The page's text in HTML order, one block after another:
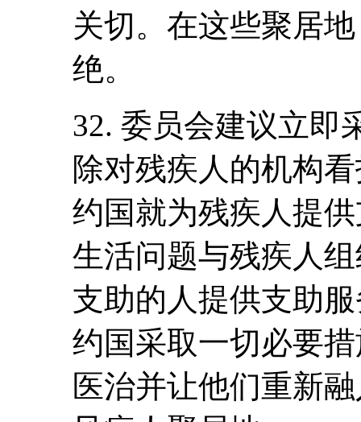
关切。在这些聚居
绝。
32. 委员会建议立即
除对残疾人的机构
约国就为残疾人提
生活问题与残疾人
支助的人提供支助
约国采取一切必要
医治并让他们重新